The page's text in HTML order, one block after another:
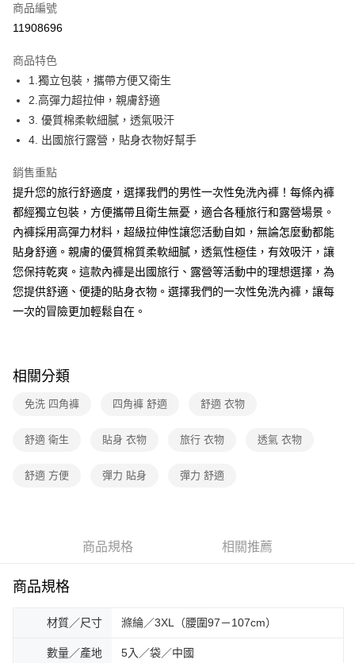
超商取貨付款
運送方式
全家取貨付款
每筆NT$40，滿NT$390(含以上)免運費
常溫-付款後全家取貨
商品編號
11908696
商品特色
1.獨立包裝，攜帶方便又衛生
2.高彈力超拉伸，親膚舒適
3. 優質棉柔軟細膩，透氣吸汗
4. 出國旅行露營，貼身衣物好幫手
銷售重點
提升您的旅行舒適度，選擇我們的男性一次性免洗內褲！每條內褲
都經獨立包裝，方便攜帶且衛生無憂，適合各種旅行和露營場景。
內褲採用高彈力材料，超級拉伸性讓您活動自如，無論怎麼動都能
貼身舒適。親膚的優質棉質柔軟細膩，透氣性極佳，有效吸汗，讓
您保持乾爽。這款內褲是出國旅行、露營等活動中的理想選擇，為
您提供舒適、便捷的貼身衣物。選擇我們的一次性免洗內褲，讓每
一次的冒險更加輕鬆自在。
相關分類
免洗 四角褲 四角褲 舒適 舒適 衣物
舒適 衛生 貼身 衣物 旅行 衣物 透氣 衣物
舒適 方便 彈力 貼身 彈力 舒適
商品規格 相關推薦
商品規格
材質／尺寸 滌綸／3XL（腰圍97－107cm）
數量／產地 5入／袋／中國